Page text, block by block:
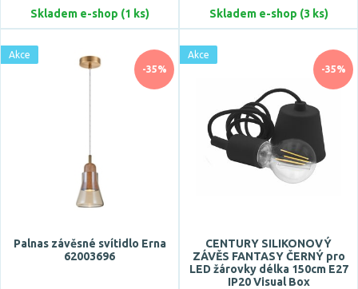
IP20
IP22
IP40
Zobrazit více
Skladem e-shop (1 ks) Skladem e-shop (3 ks)
-35%
Akce
Palnas závěsné svítidlo Erna
62003696
-35%
Akce
CENTURY SILIKONOVÝ
ZÁVĚS FANTASY ČERNÝ pro
LED žárovky délka 150cm E27
IP20 Visual Box